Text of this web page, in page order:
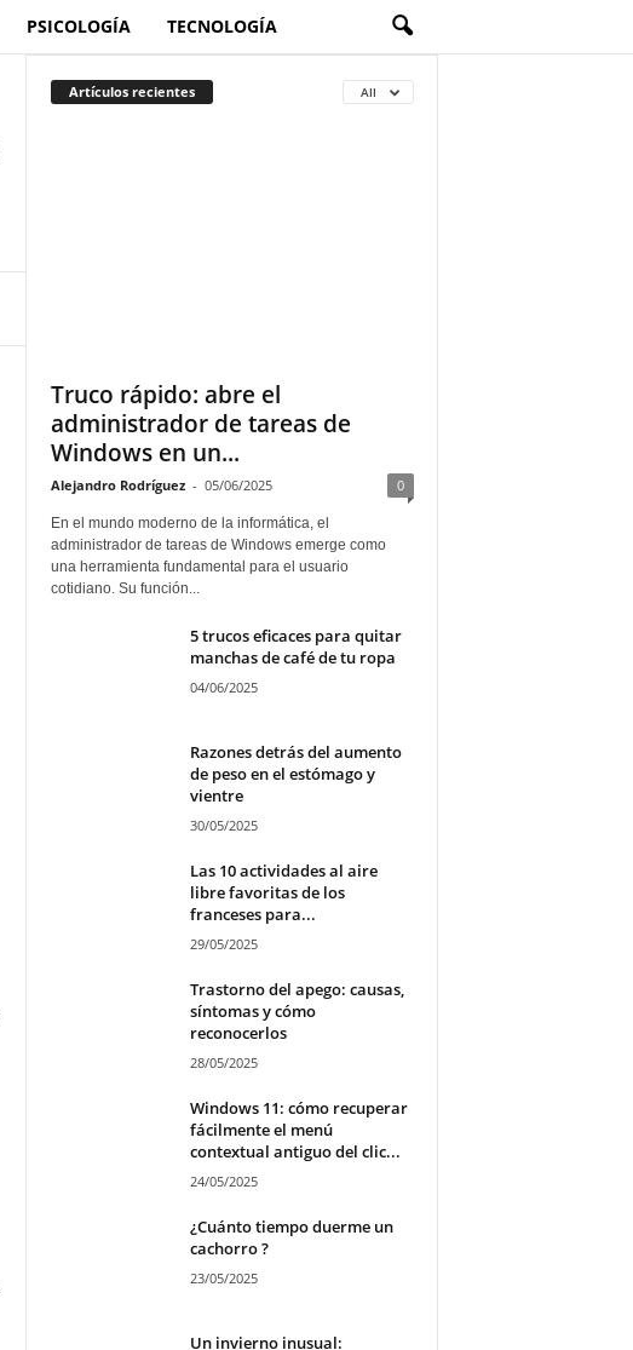
PSICOLOGÍA TECNOLOGÍA
Artículos recientes All
Truco rápido: abre el
administrador de tareas de
Windows en un...
Alejandro Rodríguez - 05/06/2025 0
En el mundo moderno de la informática, el
administrador de tareas de Windows emerge como
una herramienta fundamental para el usuario
cotidiano. Su función...
5 trucos eficaces para quitar
manchas de café de tu ropa
04/06/2025
Razones detrás del aumento
de peso en el estómago y
vientre
30/05/2025
Las 10 actividades al aire
libre favoritas de los
franceses para...
29/05/2025
Trastorno del apego: causas,
síntomas y cómo
reconocerlos
28/05/2025
Windows 11: cómo recuperar
fácilmente el menú
contextual antiguo del clic...
24/05/2025
¿Cuánto tiempo duerme un
cachorro ?
23/05/2025
Un invierno inusual: